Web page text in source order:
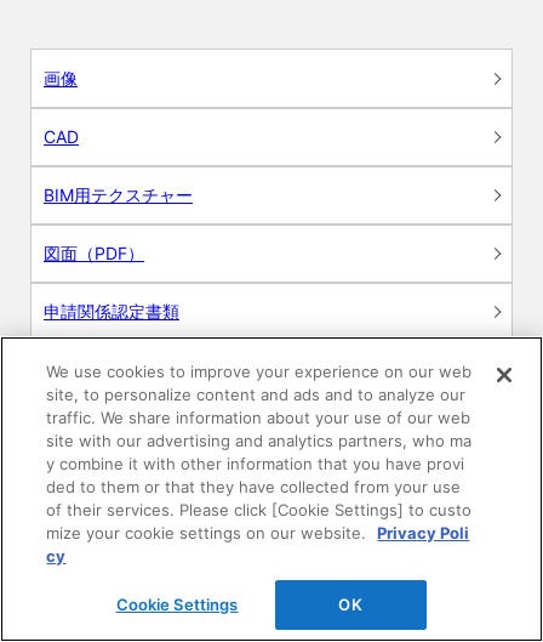
画像
CAD
BIM用テクスチャー
図面（PDF）
申請関係認定書類
施工・取扱説明書
動画
シミュレーションツール
24時間換気システム〈エアスマート〉
簡易設計見積ソフト
R&Dセンター環境測定・分析サービス
We use cookies to improve your experience on our web
site, to personalize content and ads and to analyze our
traffic. We share information about your use of our web
site with our advertising and analytics partners, who ma
y combine it with other information that you have provi
ded to them or that they have collected from your use
of their services. Please click [Cookie Settings] to custo
mize your cookie settings on our website.
Privacy Poli
cy
Cookie Settings OK